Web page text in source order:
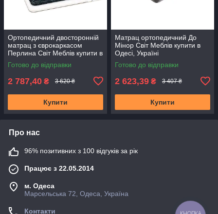
Ортопедичний двосторонній
матрац з єврокаркасом
Перлина Світ Меблів купити в
Одесі, Україні
Готово до відправки
2 787,40 ₴ 3 620 ₴
Купити
Матрац ортопедичний До
Мінор Світ Меблів купити в
Одесі, Україні
Готово до відправки
2 623,39 ₴ 3 407 ₴
Купити
Про нас
96% позитивних з 100 відгуків за рік
Працює з 22.05.2014
м. Одеса
Марсельська 72, Одеса, Україна
Контакти